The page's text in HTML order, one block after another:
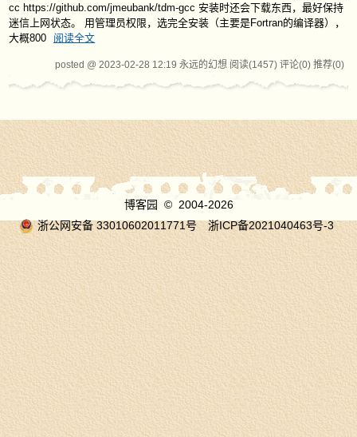
cc https://github.com/jmeubank/tdm-gcc 安装时还会下载东西，最好保持
迷信上网状态。 用管理员权限，选完全安装（主要是Fortran的编译器），
大概800
阅读全文
posted @ 2023-02-28 12:19 永远的幻想 阅读(1457) 评论(0) 推荐(0)
博客园
© 2004-2026
浙公网安备 33010602011771号
浙ICP备2021040463号-3